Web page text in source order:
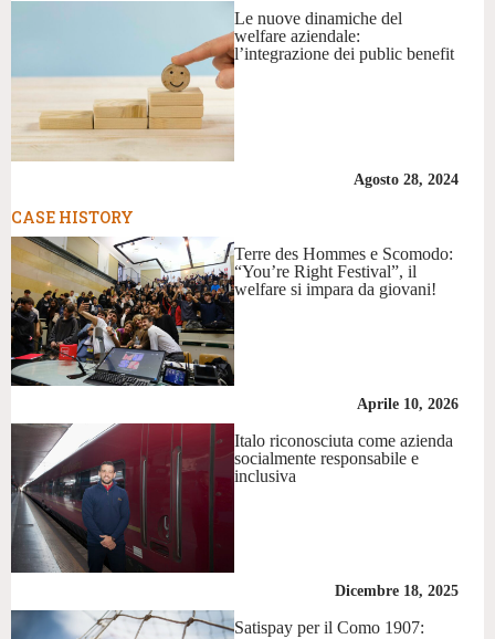
Le nuove dinamiche del
welfare aziendale:
l’integrazione dei public benefit
Agosto 28, 2024
CASE HISTORY
Terre des Hommes e Scomodo:
“You’re Right Festival”, il
welfare si impara da giovani!
Aprile 10, 2026
Italo riconosciuta come azienda
socialmente responsabile e
inclusiva
Dicembre 18, 2025
Satispay per il Como 1907: